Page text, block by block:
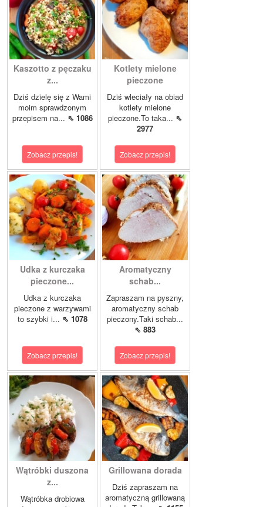
Kaszotto z pęczaku
z...
Dziś dzielę się z Wami
moim sprawdzonym
przepisem na... ⇖ 1086
Zobacz przepis!
Kotlety mielone
pieczone
Dziś wleciały na obiad
kotlety mielone
pieczone.To taka... ⇖
2977
Zobacz przepis!
Udka z kurczaka
pieczone...
Udka z kurczaka
pieczone z warzywami
to szybki i... ⇖ 1078
Zobacz przepis!
Aromatyczny
schab...
Zapraszam na pyszny,
aromatyczny schab
pieczony.Taki schab...
⇖ 883
Zobacz przepis!
Wątróbki duszona
z...
Wątróbka drobiowa
Grillowana dorada
Dziś zapraszam na
aromatyczną grillowaną